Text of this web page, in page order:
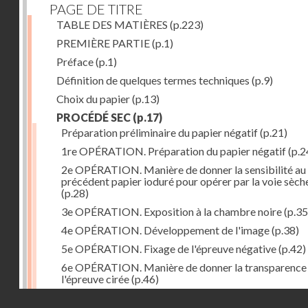
PAGE DE TITRE
TABLE DES MATIÈRES (p.223)
PREMIÈRE PARTIE(p.1)
Préface(p.1)
Définition de quelques termes techniques (p.9)
Choix du papier(p.13)
PROCÉDÉ SEC (p.17)
Préparation préliminaire du papier négatif(p.21)
1re OPÉRATION. Préparation du papier négatif
2e OPÉRATION. Manière de donner la sensibilité au
précédent papier ioduré pour opérer par la voie
(p.28)
3e OPÉRATION. Exposition à la chambre noire
4e OPÉRATION. Développement de l'image(p.38)
5e OPÉRATION. Fixage de l'épreuve négative(p.42)
6e OPÉRATION. Manière de donner la transparence
l'épreuve cirée(p.46)